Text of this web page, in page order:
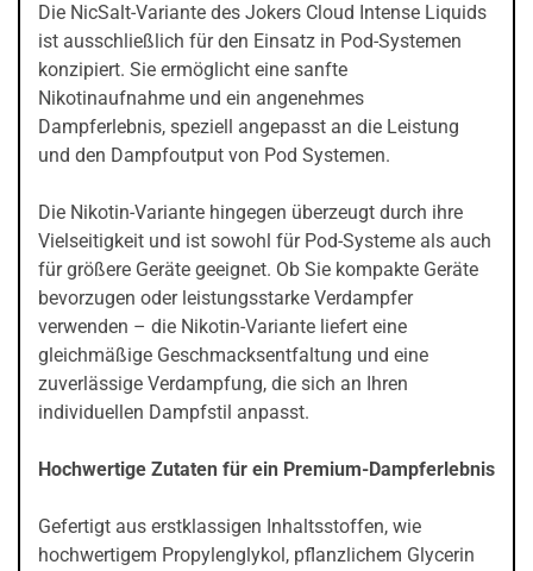
Die NicSalt-Variante des Jokers Cloud Intense Liquids
ist ausschließlich für den Einsatz in Pod-Systemen
konzipiert. Sie ermöglicht eine sanfte
Nikotinaufnahme und ein angenehmes
Dampferlebnis, speziell angepasst an die Leistung
und den Dampfoutput von Pod Systemen.
Die Nikotin-Variante hingegen überzeugt durch ihre
Vielseitigkeit und ist sowohl für Pod-Systeme als auch
für größere Geräte geeignet. Ob Sie kompakte Geräte
bevorzugen oder leistungsstarke Verdampfer
verwenden – die Nikotin-Variante liefert eine
gleichmäßige Geschmacksentfaltung und eine
zuverlässige Verdampfung, die sich an Ihren
individuellen Dampfstil anpasst.
Hochwertige Zutaten für ein Premium-Dampferlebnis
Gefertigt aus erstklassigen Inhaltsstoffen, wie
hochwertigem Propylenglykol, pflanzlichem Glycerin